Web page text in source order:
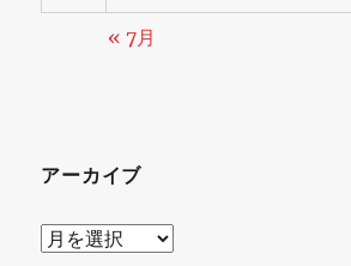
« 7月
アーカイブ
ア